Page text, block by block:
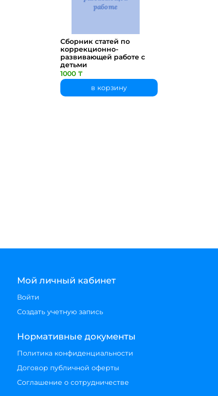
Сборник статей по
коррекционно-
развивающей работе с
детьми
1000 ₸
в корзину
Мой личный кабинет
Войти
Создать учетную запись
Нормативные документы
Политика конфиденциальности
Договор публичной оферты
Соглашение о сотрудничестве